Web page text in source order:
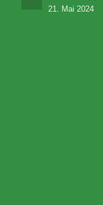
21. Mai 2024